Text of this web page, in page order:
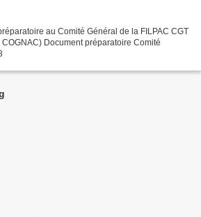
au Comité Général de la FILPAC CGT
Document préparatoire Comité